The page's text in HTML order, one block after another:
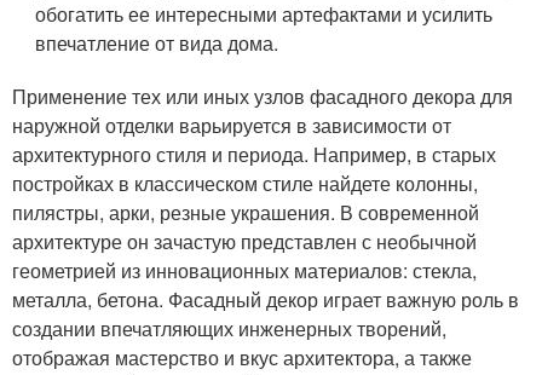
обогатить ее интересными артефактами и усилить
впечатление от вида дома.
Применение тех или иных узлов фасадного декора для
наружной отделки варьируется в зависимости от
архитектурного стиля и периода. Например, в старых
постройках в классическом стиле найдете колонны,
пилястры, арки, резные украшения. В современной
архитектуре он зачастую представлен с необычной
геометрией из инновационных материалов: стекла,
металла, бетона. Фасадный декор играет важную роль в
создании впечатляющих инженерных творений,
отображая мастерство и вкус архитектора, а также